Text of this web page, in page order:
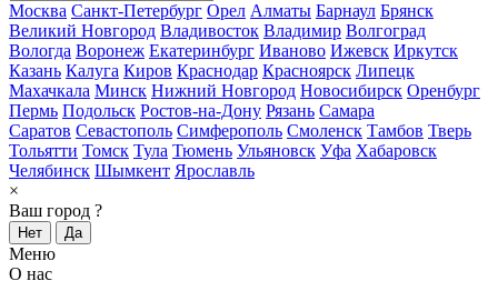
Москва Санкт-Петербург Орел Алматы Барнаул Брянск
Великий Новгород Владивосток Владимир Волгоград
Вологда Воронеж Екатеринбург Иваново Ижевск Иркутск
Казань Калуга Киров Краснодар Красноярск Липецк
Махачкала Минск Нижний Новгород Новосибирск Оренбург
Пермь Подольск Ростов-на-Дону Рязань Самара
Саратов Севастополь Симферополь Смоленск Тамбов Тверь
Тольятти Томск Тула Тюмень Ульяновск Уфа Хабаровск
Челябинск Шымкент Ярославль
×
Ваш город ?
Нет Да
Меню
О нас